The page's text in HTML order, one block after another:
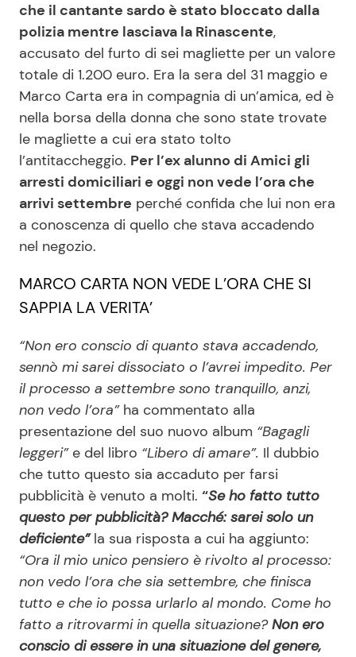
Festività Ricette per Bambini
Seguici
Info
Chi siamo
Disclaimer e Privacy
Redazione
Contattaci
Privacy Policy
che il cantante sardo è stato bloccato dalla
polizia mentre lasciava la Rinascente,
accusato del furto di sei magliette per un valore
totale di 1.200 euro. Era la sera del 31 maggio e
Marco Carta era in compagnia di un’amica, ed è
nella borsa della donna che sono state trovate
le magliette a cui era stato tolto
l’antitaccheggio. Per l’ex alunno di Amici gli
arresti domiciliari e oggi non vede l’ora che
arrivi settembre perché confida che lui non era
a conoscenza di quello che stava accadendo
nel negozio.
MARCO CARTA NON VEDE L’ORA CHE SI
SAPPIA LA VERITA’
“Non ero conscio di quanto stava accadendo,
sennò mi sarei dissociato o l’avrei impedito. Per
il processo a settembre sono tranquillo, anzi,
non vedo l’ora”ha commentato alla
presentazione del suo nuovo album “Bagagli
leggeri”e del libro “Libero di amare”. Il dubbio
che tutto questo sia accaduto per farsi
pubblicità è venuto a molti. “Se ho fatto tutto
questo per pubblicità? Macché: sarei solo un
deficiente” la sua risposta a cui ha aggiunto:
“Ora il mio unico pensiero è rivolto al processo:
non vedo l’ora che sia settembre, che finisca
tutto e che io possa urlarlo al mondo. Come ho
fatto a ritrovarmi in quella situazione?Non ero
conscio di essere in una situazione del genere,